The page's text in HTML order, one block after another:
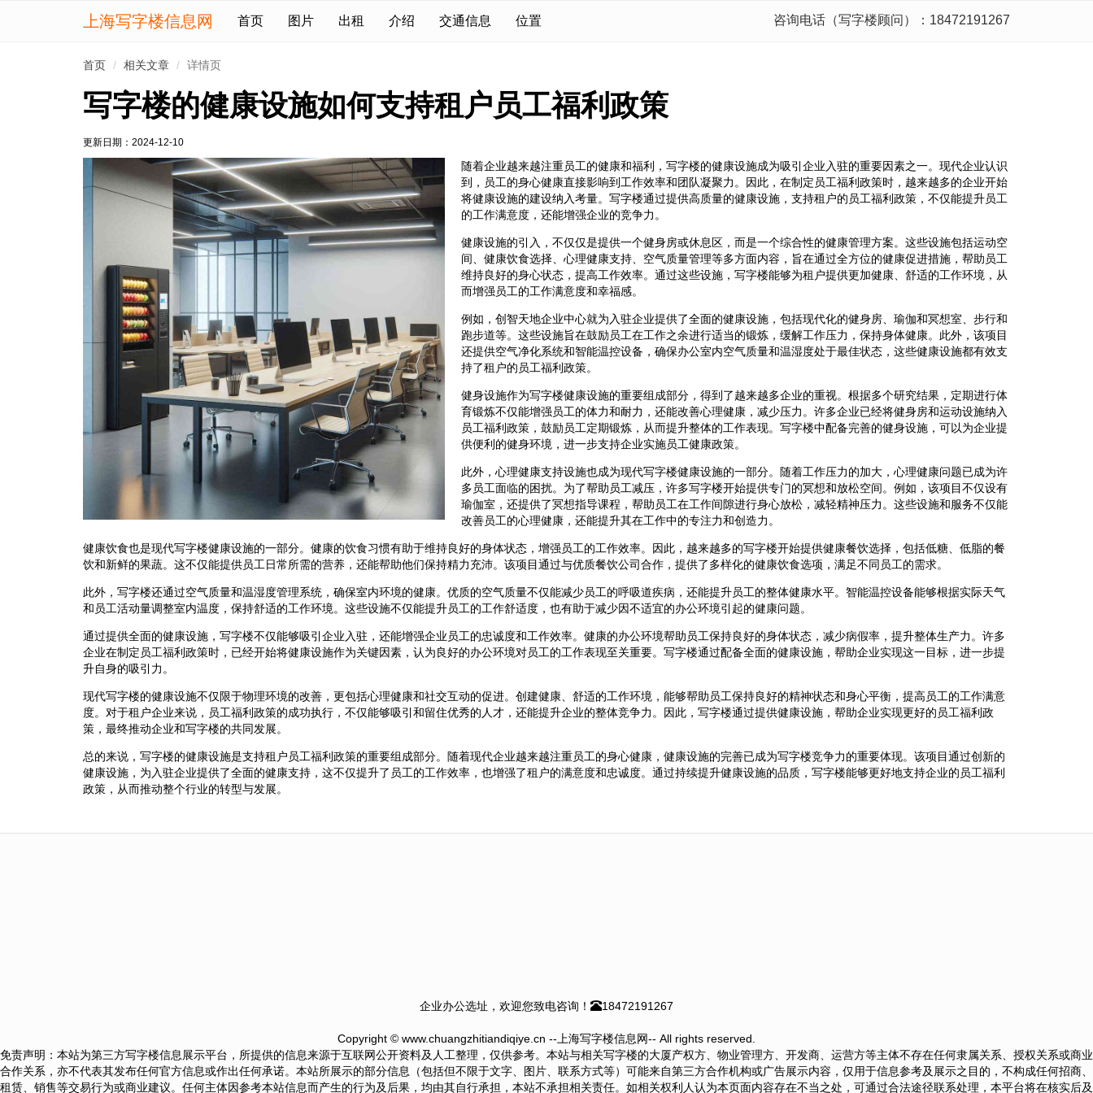
上海写字楼信息网 首页 图片 出租 介绍 交通信息 位置 咨询电话（写字楼顾问）：18472191267
首页 相关文章 详情页
写字楼的健康设施如何支持租户员工福利政策
更新日期： 2024-12-10
随着企业越来越注重员工的健康和福利，写字楼的健康设施成为吸引企业入驻的重要因素之一。现代企业认识
到，员工的身心健康直接影响到工作效率和团队凝聚力。因此，在制定员工福利政策时，越来越多的企业开始
将健康设施的建设纳入考量。写字楼通过提供高质量的健康设施，支持租户的员工福利政策，不仅能提升员工
的工作满意度，还能增强企业的竞争力。
健康设施的引入，不仅仅是提供一个健身房或休息区，而是一个综合性的健康管理方案。这些设施包括运动空
间、健康饮食选择、心理健康支持、空气质量管理等多方面内容，旨在通过全方位的健康促进措施，帮助员工
维持良好的身心状态，提高工作效率。通过这些设施，写字楼能够为租户提供更加健康、舒适的工作环境，从
而增强员工的工作满意度和幸福感。
例如，创智天地企业中心就为入驻企业提供了全面的健康设施，包括现代化的健身房、瑜伽和冥想室、步行和
跑步道等。这些设施旨在鼓励员工在工作之余进行适当的锻炼，缓解工作压力，保持身体健康。此外，该项目
还提供空气净化系统和智能温控设备，确保办公室内空气质量和温湿度处于最佳状态，这些健康设施都有效支
持了租户的员工福利政策。
健身设施作为写字楼健康设施的重要组成部分，得到了越来越多企业的重视。根据多个研究结果，定期进行体
育锻炼不仅能增强员工的体力和耐力，还能改善心理健康，减少压力。许多企业已经将健身房和运动设施纳入
员工福利政策，鼓励员工定期锻炼，从而提升整体的工作表现。写字楼中配备完善的健身设施，可以为企业提
供便利的健身环境，进一步支持企业实施员工健康政策。
此外，心理健康支持设施也成为现代写字楼健康设施的一部分。随着工作压力的加大，心理健康问题已成为许
多员工面临的困扰。为了帮助员工减压，许多写字楼开始提供专门的冥想和放松空间。例如，该项目不仅设有
瑜伽室，还提供了冥想指导课程，帮助员工在工作间隙进行身心放松，减轻精神压力。这些设施和服务不仅能
改善员工的心理健康，还能提升其在工作中的专注力和创造力。
健康饮食也是现代写字楼健康设施的一部分。健康的饮食习惯有助于维持良好的身体状态，增强员工的工作效率。因此，越来越多的写字楼开始提供健康餐饮选择，包括低糖、低脂的餐
饮和新鲜的果蔬。这不仅能提供员工日常所需的营养，还能帮助他们保持精力充沛。该项目通过与优质餐饮公司合作，提供了多样化的健康饮食选项，满足不同员工的需求。
此外，写字楼还通过空气质量和温湿度管理系统，确保室内环境的健康。优质的空气质量不仅能减少员工的呼吸道疾病，还能提升员工的整体健康水平。智能温控设备能够根据实际天气
和员工活动量调整室内温度，保持舒适的工作环境。这些设施不仅能提升员工的工作舒适度，也有助于减少因不适宜的办公环境引起的健康问题。
通过提供全面的健康设施，写字楼不仅能够吸引企业入驻，还能增强企业员工的忠诚度和工作效率。健康的办公环境帮助员工保持良好的身体状态，减少病假率，提升整体生产力。许多
企业在制定员工福利政策时，已经开始将健康设施作为关键因素，认为良好的办公环境对员工的工作表现至关重要。写字楼通过配备全面的健康设施，帮助企业实现这一目标，进一步提
升自身的吸引力。
现代写字楼的健康设施不仅限于物理环境的改善，更包括心理健康和社交互动的促进。创建健康、舒适的工作环境，能够帮助员工保持良好的精神状态和身心平衡，提高员工的工作满意
度。对于租户企业来说，员工福利政策的成功执行，不仅能够吸引和留住优秀的人才，还能提升企业的整体竞争力。因此，写字楼通过提供健康设施，帮助企业实现更好的员工福利政
策，最终推动企业和写字楼的共同发展。
总的来说，写字楼的健康设施是支持租户员工福利政策的重要组成部分。随着现代企业越来越注重员工的身心健康，健康设施的完善已成为写字楼竞争力的重要体现。该项目通过创新的
健康设施，为入驻企业提供了全面的健康支持，这不仅提升了员工的工作效率，也增强了租户的满意度和忠诚度。通过持续提升健康设施的品质，写字楼能够更好地支持企业的员工福利
政策，从而推动整个行业的转型与发展。
企业办公选址，欢迎您致电咨询！ 18472191267
Copyright © www.chuangzhitiandiqiye.cn --上海写字楼信息网-- All rights reserved.
免责声明：本站为第三方写字楼信息展示平台，所提供的信息来源于互联网公开资料及人工整理，仅供参考。本站与相关写字楼的大厦产权方、物业管理方、开发商、运营方等主体不存在任何隶属关系、授权关系或商业
合作关系，亦不代表其发布任何官方信息或作出任何承诺。本站所展示的部分信息（包括但不限于文字、图片、联系方式等）可能来自第三方合作机构或广告展示内容，仅用于信息参考及展示之目的，不构成任何招商、
租赁、销售等交易行为或商业建议。任何主体因参考本站信息而产生的行为及后果，均由其自行承担，本站不承担相关责任。如相关权利人认为本页面内容存在不当之处，可通过合法途径联系处理，本平台将在核实后及